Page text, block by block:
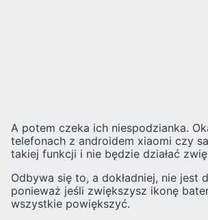
A potem czeka ich niespodzianka.
telefonach z androidem xiaomi czy
takiej funkcji i nie będzie działać
Odbywa się to, a dokładniej, nie jest
ponieważ jeśli zwiększysz ikonę
wszystkie powiększyć.